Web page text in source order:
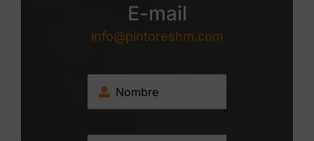
E-mail
info@pintoreshm.com